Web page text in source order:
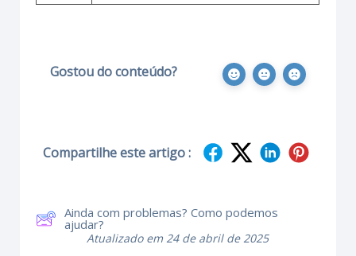
Gostou do conteúdo?
Compartilhe este artigo :
Ainda com problemas? Como podemos
ajudar?
Atualizado em 24 de abril de 2025